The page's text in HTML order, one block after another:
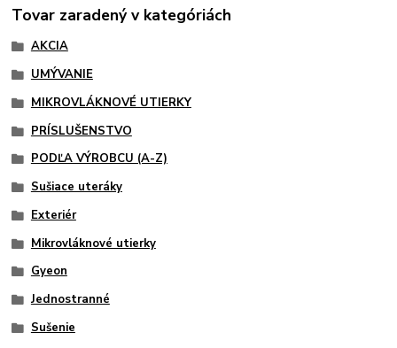
Tovar zaradený v kategóriách
AKCIA
UMÝVANIE
MIKROVLÁKNOVÉ UTIERKY
PRÍSLUŠENSTVO
PODĽA VÝROBCU (A-Z)
Sušiace uteráky
Exteriér
Mikrovláknové utierky
Gyeon
Jednostranné
Sušenie